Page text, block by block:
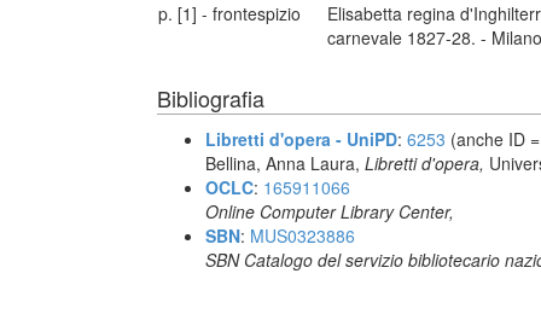
p. [1] - frontespizio
Elisabetta regina
carnevale 1827-28. -
Bibliografia
Libretti d'opera - UniPD: 6253 (anche ID
Bellina, Anna Laura, Libretti d'opera,
OCLC: 165911066
Online Computer Library Center,
SBN: MUS0323886
SBN Catalogo del servizio bibliotecario